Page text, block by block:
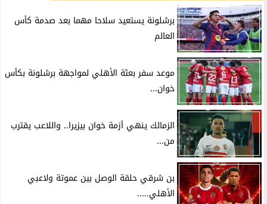
برشلونة يستعيد سلاحا مهما بعد صدمة كأس
العالم
موعد سفر بعثة الأهلي لمواجهة برشلونة بكأس
خوان...
الزمالك ينهي أزمة خوان بيزيرا.. واللاعب يقترب
من...
بن شرقي حلقة الوصل بين عموتة ولاعبي
الأهلي.....